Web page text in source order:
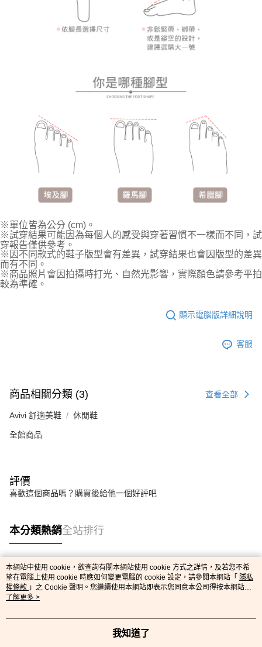
※單位皆為公分 (cm)。
※試穿結果可能因為每個人的感受與穿著習慣不一樣而不同，試
穿報告僅供參考。
※因不同款式的鞋子版型會有差異，試穿結果也會因版型的差異
而有不同。
※商品照片會因拍攝時打光、自然光影響，實際顏色請參考平拍
較為準確。
顯示電腦版詳細說明
客服
商品相關分類 (3) 查看全部
Avivi 舒適美鞋 休閒鞋
全館商品
評價
喜歡這個商品嗎？購買後給他一個好評吧
本分類熱銷全站排行
熱門標籤
本網站中使用 cookie，欲查詢有關本網站使用 cookie 方式之詳情，及若您不希
望在電腦上使用 cookie 時應如何變更電腦的 cookie 設定，請參閱本網站「 隱私
權條款 」之 Cookie 聲明。您繼續使用本網站即表示您同意本公司得按本網站使
用條款之 Cookie 聲明使用 cookie。
了解更多 >
我知道了